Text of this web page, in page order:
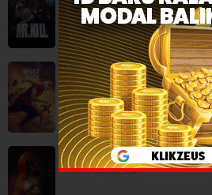
Beast Race (2026)
Action,Movies,Science Fiction,
Big Baby (2025)
Horror,Movies,USA